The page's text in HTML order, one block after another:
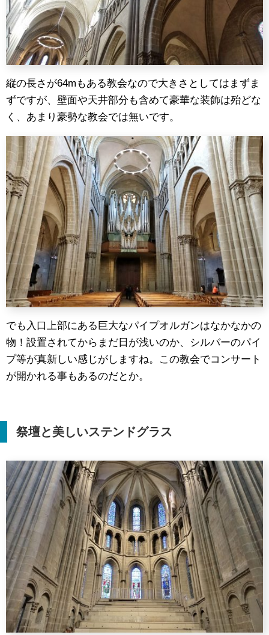
縦の長さが64mもある教会なので大きさとしてはまずま
ずですが、壁面や天井部分も含めて豪華な装飾は殆どな
く、あまり豪勢な教会では無いです。
でも入口上部にある巨大なパイプオルガンはなかなかの
物！設置されてからまだ日が浅いのか、シルバーのパイ
プ等が真新しい感じがしますね。この教会でコンサート
が開かれる事もあるのだとか。
祭壇と美しいステンドグラス